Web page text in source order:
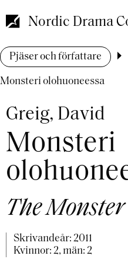
till
huvudinnehåll
Nordic Drama
Länkstig
Pjäser och författare
Monsteri olohuoneessa
Greig, David
Monsteri
The
Skrivandeår: 2011
Kvinnor: 2, män: 2